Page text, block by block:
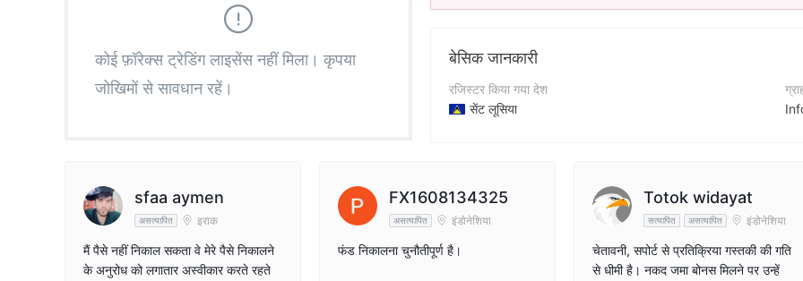
6
7
9
4
5
7
8
8
9
कोई फ़ॉरेक्स ट्रेडिंग लाइसेंस नहीं मिला। कृपया
जोखिमों से सावधान रहें।
बेसिक जानकारी
रजिस्टर किया गया देश
सेंट लूसिया
कंपनी का नाम
ITB Broker
sfaa aymen
असत्यापित इराक
मैं पैसे नहीं निकाल सकता वे मेरे पैसे निकालने
के अनुरोध को लगातार अस्वीकार करते रहते
FX1608134325
असत्यापित इंडोनेशिया
फंड निकालना चुनौतीपूर्ण है।
Totok widayat
सत्यापित असत्यापित इंडोनेशिया
चेतावनी, सपोर्ट से प्रतिक्रिया गस्तकी की गति
से धीमी है। नकद जमा बोनस मिलने पर उन्हें